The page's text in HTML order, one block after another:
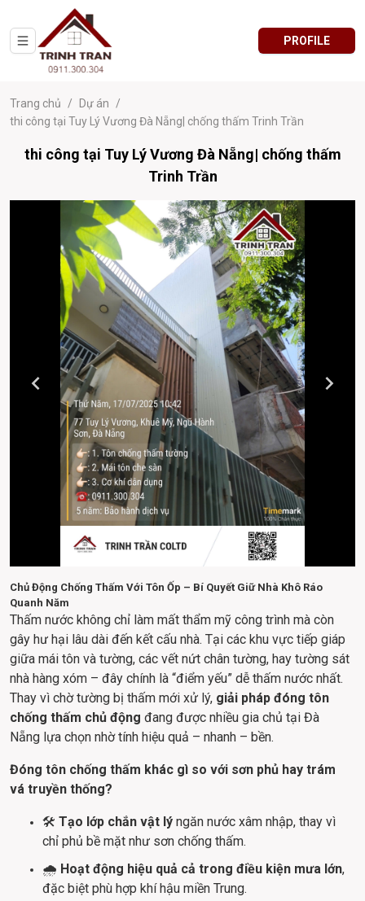
PROFILE
Trang chủ / Dự án
/
thi công tại Tuy Lý Vương Đà Nẵng| chống thấm Trinh Trần
thi công tại Tuy Lý Vương Đà Nẵng| chống thấm
Trinh Trần
Chủ Động Chống Thấm Với Tôn Ốp – Bí Quyết Giữ Nhà Khô Ráo
Quanh Năm
Thấm nước không chỉ làm mất thẩm mỹ công trình mà còn
gây hư hại lâu dài đến kết cấu nhà. Tại các khu vực tiếp giáp
giữa mái tôn và tường, các vết nứt chân tường, hay tường sát
nhà hàng xóm – đây chính là “điểm yếu” dễ thấm nước nhất.
Thay vì chờ tường bị thấm mới xử lý, giải pháp đóng tôn
chống thấm chủ động đang được nhiều gia chủ tại Đà
Nẵng lựa chọn nhờ tính hiệu quả – nhanh – bền.
Đóng tôn chống thấm khác gì so với sơn phủ hay trám
vá truyền thống?
🛠️ Tạo lớp chắn vật lý ngăn nước xâm nhập, thay vì
chỉ phủ bề mặt như sơn chống thấm.
🌧️ Hoạt động hiệu quả cả trong điều kiện mưa lớn,
đặc biệt phù hợp khí hậu miền Trung.